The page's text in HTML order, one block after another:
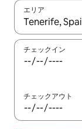
エリア
検索結果が表
チェックイン
チェックアウト